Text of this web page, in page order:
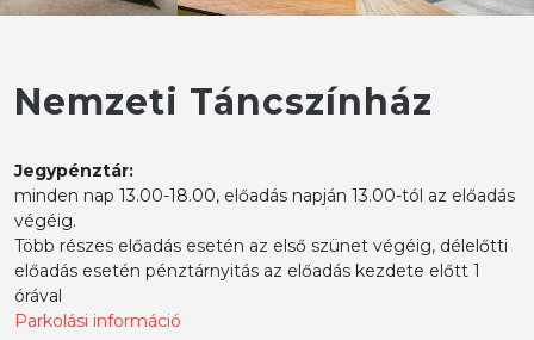
Nemzeti Táncszínház
Jegypénztár:
minden nap 13.00-18.00, előadás napján 13.00-tól az előadás
végéig.
Több részes előadás esetén az első szünet végéig, délelőtti
előadás esetén pénztárnyitás az előadás kezdete előtt 1
órával
Parkolási információ